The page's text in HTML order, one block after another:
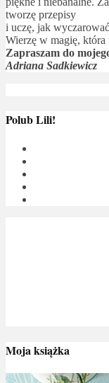
tworzę przepisy
i uczę, jak
Wierzę w magię,
Zapraszam do
Adriana Sadkiewicz
Polub Lili!
Moja książka